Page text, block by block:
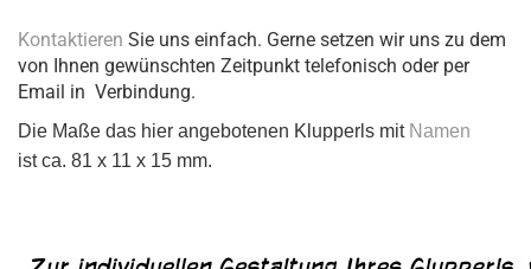
Kontaktieren Sie uns einfach. Gerne setzen wir uns zu dem
von Ihnen gewünschten Zeitpunkt telefonisch oder per
Email in Verbindung.
Die Maße das hier angebotenen Klupperls mit Namen
ist ca. 81 x 11 x 15 mm.